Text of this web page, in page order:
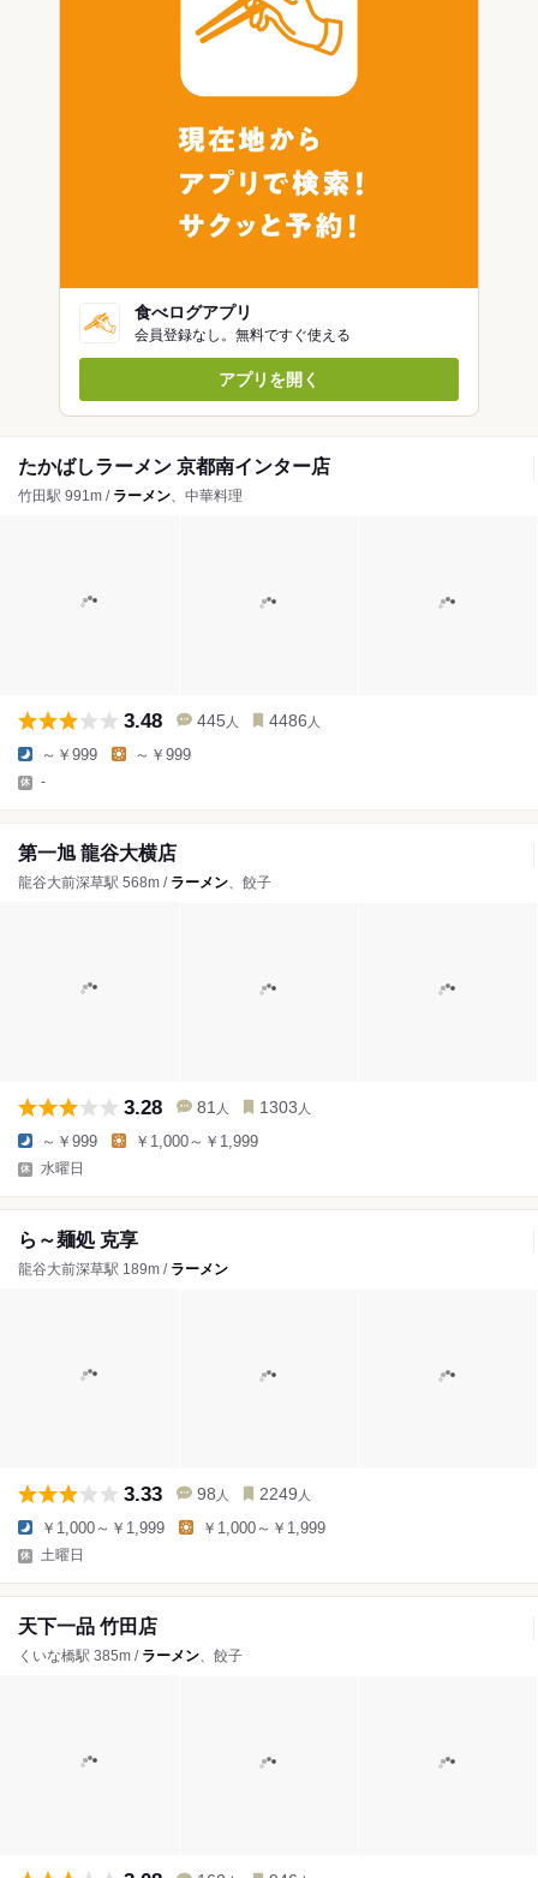
食べログアプリ
会員登録なし。無料ですぐ使える
アプリを開く
たかばしラーメン 京都南インター店
竹田駅 991m / ラーメン、中華料理
3.48 445 人 4486 人
～￥999 ～￥999
-
第一旭 龍谷大横店
龍谷大前深草駅 568m / ラーメン、餃子
3.28 81 人 1303 人
～￥999 ￥1,000～￥1,999
水曜日
ら～麺処 克享
龍谷大前深草駅 189m / ラーメン
3.33 98 人 2249 人
￥1,000～￥1,999 ￥1,000～￥1,999
土曜日
天下一品 竹田店
くいな橋駅 385m / ラーメン、餃子